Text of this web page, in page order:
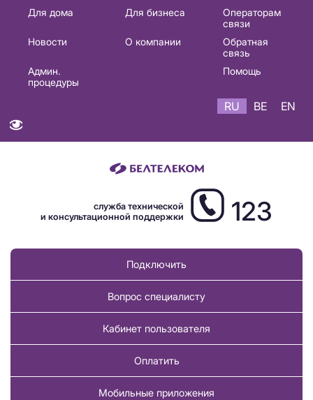
Основная
навигация
Для дома Для бизнеса
Операторам
связи
Новости
О компании
Обратная
связь
Админ.
процедуры
Помощь
RU BE EN
служба технической
и консультационной поддержки
123
Подключить
Вопрос специалисту
Кабинет пользователя
Оплатить
Мобильные приложения